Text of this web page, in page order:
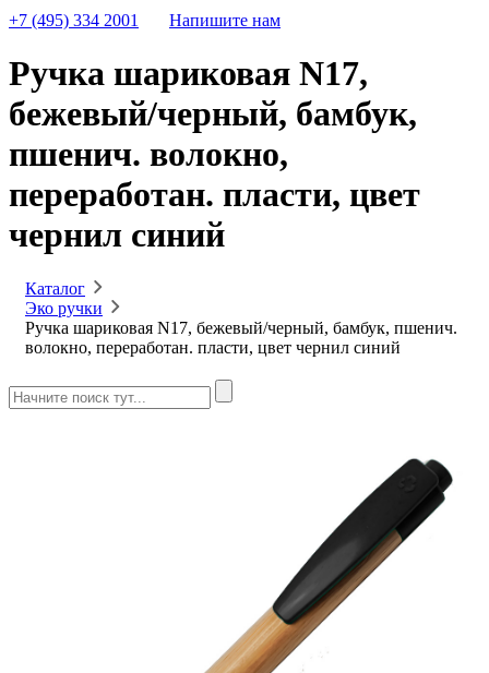
+7 (495) 334 2001
Напишите нам
Ручка шариковая N17,
бежевый/черный, бамбук,
пшенич. волокно,
переработан. пласти, цвет
чернил синий
Каталог
Эко ручки
Ручка шариковая N17, бежевый/черный, бамбук, пшенич.
волокно, переработан. пласти, цвет чернил синий